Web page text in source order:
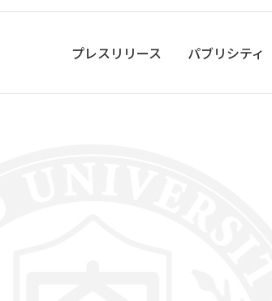
プレスリリース パブリシティ